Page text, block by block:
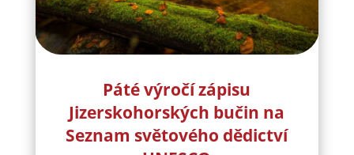
Jizerskohorských bučin na
Seznam světového dědictví
UNESCO
srdci Libereckého kraje, slaví 5. výročí od svého
zápisu na prestižní Seznam světového dědictví
UNESCO. Tato příležitost představuje
výjimečnou událost pro region, který se může
pyšnit unikátním přírodním bohatstvím a...